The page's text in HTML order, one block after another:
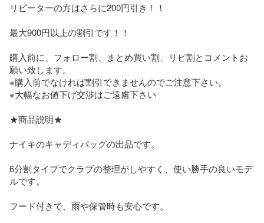
リピーターの方はさらに200円引き！！
最大900円以上の割引です！！
購入前に、フォロー割、まとめ買い割、リピ割とコメントお
願い致します。
※購入前でなければ割引できませんのでご注意下さい。
※大幅なお値下げ交渉はご遠慮下さい
★商品説明★
ナイキのキャディバッグの出品です。
6分割タイプでクラブの整理がしやすく、使い勝手の良いモデ
ルです。
フード付きで、雨や保管時も安心です。